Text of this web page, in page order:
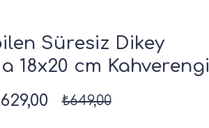
Süresiz Dikey
18x20 cm Kahverengi
₺649,00